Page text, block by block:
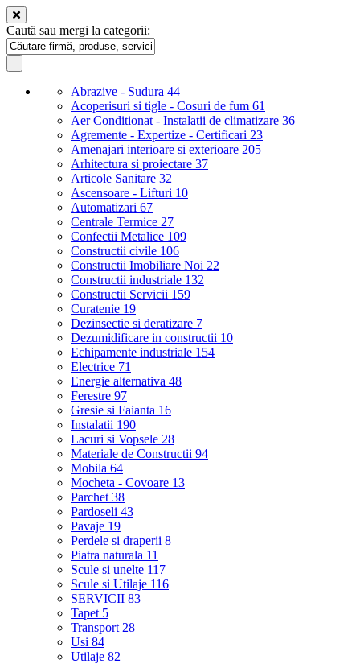
Caută sau mergi la categorii:
Abrazive - Sudura 44
Acoperisuri si tigle - Cosuri de fum 61
Aer Conditionat - Instalatii de climatizare 36
Agremente - Expertize - Certificari 23
Amenajari interioare si exterioare 205
Arhitectura si proiectare 37
Articole Sanitare 32
Ascensoare - Lifturi 10
Automatizari 67
Centrale Termice 27
Confectii Metalice 109
Constructii civile 106
Constructii Imobiliare Noi 22
Constructii industriale 132
Constructii Servicii 159
Curatenie 19
Dezinsectie si deratizare 7
Dezumidificare in constructii 10
Echipamente industriale 154
Electrice 71
Energie alternativa 48
Ferestre 97
Gresie si Faianta 16
Instalatii 190
Lacuri si Vopsele 28
Materiale de Constructii 94
Mobila 64
Mocheta - Covoare 13
Parchet 38
Pardoseli 43
Pavaje 19
Perdele si draperii 8
Piatra naturala 11
Scule si unelte 117
Scule si Utilaje 116
SERVICII 83
Tapet 5
Transport 28
Usi 84
Utilaje 82